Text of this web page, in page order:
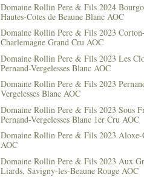
Domaine Rollin Pere & Fils 2024
Hautes-Cotes de Beaune Blanc AOC
Domaine Rollin Pere & Fils 2023 Corton-
Charlemagne Grand Cru AOC
Domaine Rollin Pere & Fils 2023 Les
Pernand-Vergelesses Blanc AOC
Domaine Rollin Pere & Fils 2023
Vergelesses Blanc AOC
Domaine Rollin Pere & Fils 2023 Sous
Pernand-Vergelesses Blanc 1er Cru AOC
Domaine Rollin Pere & Fils 2023 Aloxe-
AOC
Domaine Rollin Pere & Fils 2023 Aux
Liards, Savigny-les-Beaune Rouge AOC